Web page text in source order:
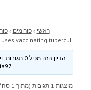
ראשי › פורומים ›
vaccinating tubercul
הדיון הזה מכיל 0 תגובות, ויש לו משתתף 1, והוא עודכן לאחרונה ע״י
מוצגות 1 תגובות (מתוך 1 סה״כ)